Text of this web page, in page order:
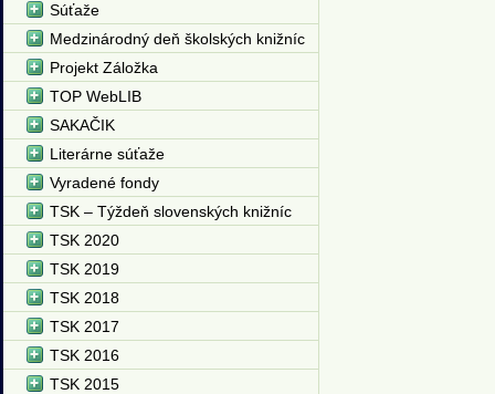
Súťaže
Medzinárodný deň školských knižníc
Projekt Záložka
TOP WebLIB
SAKAČIK
Literárne súťaže
Vyradené fondy
TSK – Týždeň slovenských knižníc
TSK 2020
TSK 2019
TSK 2018
TSK 2017
TSK 2016
TSK 2015